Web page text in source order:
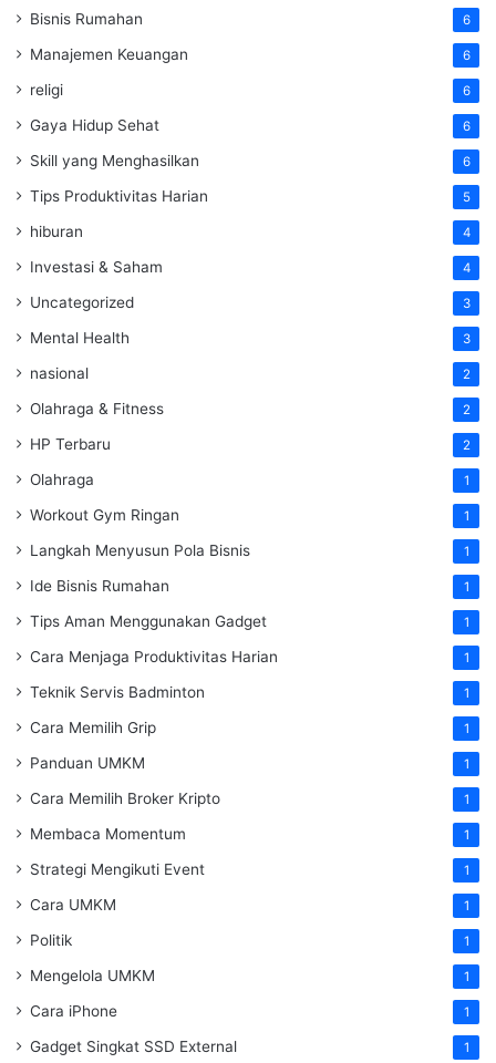
Bisnis Rumahan 6
Manajemen Keuangan 6
religi 6
Gaya Hidup Sehat 6
Skill yang Menghasilkan 6
Tips Produktivitas Harian 5
hiburan 4
Investasi & Saham 4
Uncategorized 3
Mental Health 3
nasional 2
Olahraga & Fitness 2
HP Terbaru 2
Olahraga 1
Workout Gym Ringan 1
Langkah Menyusun Pola Bisnis 1
Ide Bisnis Rumahan 1
Tips Aman Menggunakan Gadget 1
Cara Menjaga Produktivitas Harian 1
Teknik Servis Badminton 1
Cara Memilih Grip 1
Panduan UMKM 1
Cara Memilih Broker Kripto 1
Membaca Momentum 1
Strategi Mengikuti Event 1
Cara UMKM 1
Politik 1
Mengelola UMKM 1
Cara iPhone 1
Gadget Singkat SSD External 1